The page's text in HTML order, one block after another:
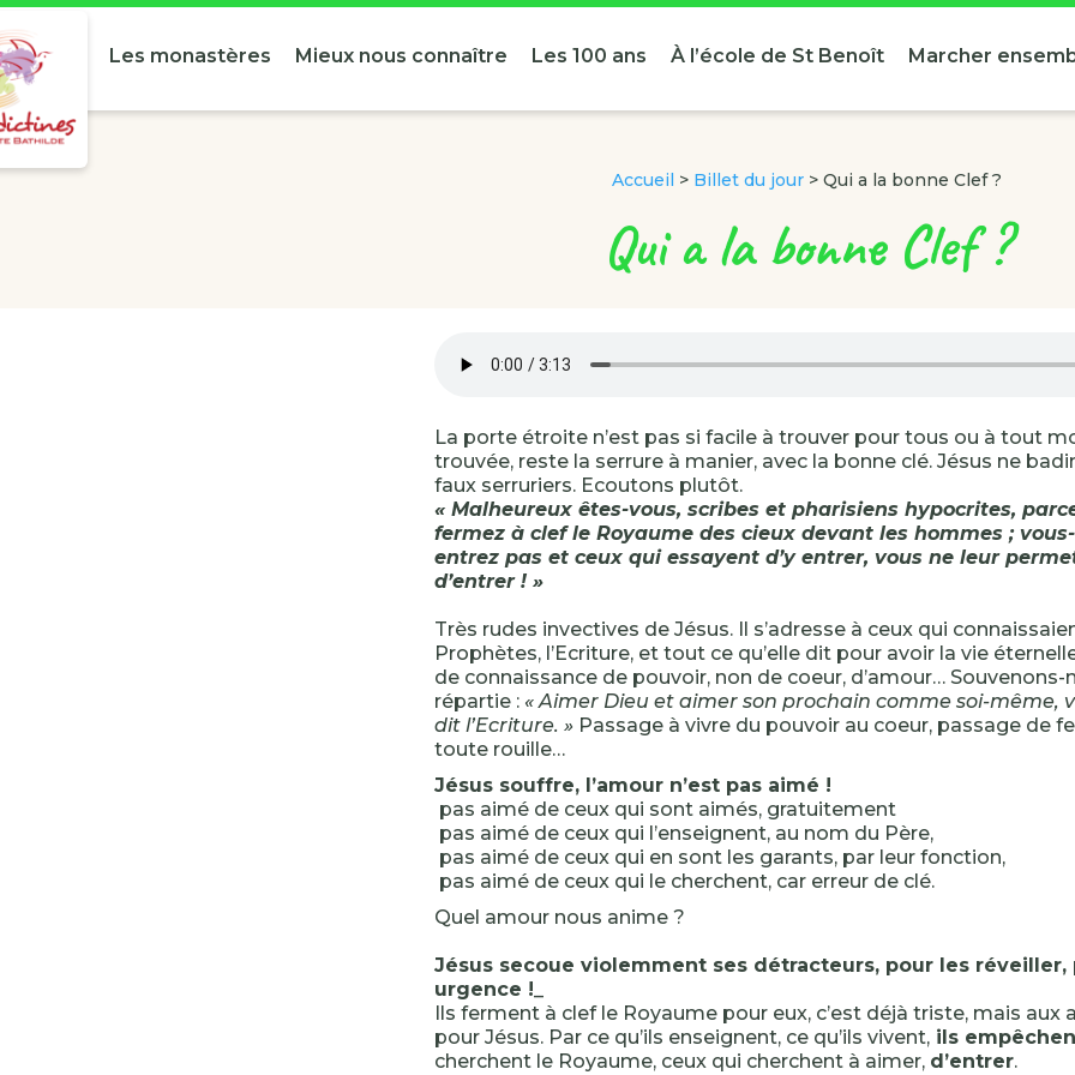
Les monastères Mieux nous connaître Les 100 ans À l’école de St Benoît Marcher
Accueil > Billet du jour> Qui a la bonne Clef ?
Qui a la bonne Clef ?
La porte étroite n’est pas si facile à trouver pour tous ou à tout
trouvée, reste la serrure à manier, avec la bonne clé. Jésus ne
faux serruriers. Ecoutons plutôt.
« Malheureux êtes-vous, scribes et pharisiens hypocrites,
fermez à clef le Royaume des cieux devant les hommes ;
entrez pas et ceux qui essayent d’y entrer, vous ne leur
d’entrer ! »
Très rudes invectives de Jésus. Il s’adresse à ceux qui
Prophètes, l’Ecriture, et tout ce qu’elle dit pour avoir la vie
de connaissance de pouvoir, non de coeur, d’amour… Souvenons-
répartie : « Aimer Dieu et aimer son prochain comme soi-même,
dit l’Ecriture. » Passage à vivre du pouvoir au coeur, passage de
toute rouille…
Jésus souffre, l’amour n’est pas aimé !
pas aimé de ceux qui sont aimés, gratuitement
pas aimé de ceux qui l’enseignent, au nom du Père,
pas aimé de ceux qui en sont les garants, par leur fonction,
pas aimé de ceux qui le cherchent, car erreur de clé.
Quel amour nous anime ?
Jésus secoue violemment ses détracteurs, pour les réveiller,
urgence !
Ils ferment à clef le Royaume pour eux, c’est déjà triste, mais aux
pour Jésus. Par ce qu’ils enseignent, ce qu’ils vivent, ils
cherchent le Royaume, ceux qui cherchent à aimer, d’entrer.